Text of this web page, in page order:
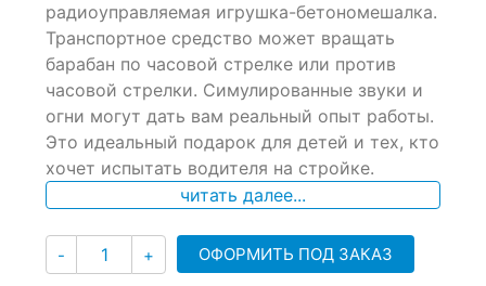
based
on
customer
ratings
радиоуправляемая игрушка-бетономешалка.
Транспортное средство может вращать
барабан по часовой стрелке или против
часовой стрелки. Симулированные звуки и
огни могут дать вам реальный опыт работы.
Это идеальный подарок для детей и тех, кто
хочет испытать водителя на стройке.
читать далее...
- Количество
+ ОФОРМИТЬ ПОД ЗАКАЗ